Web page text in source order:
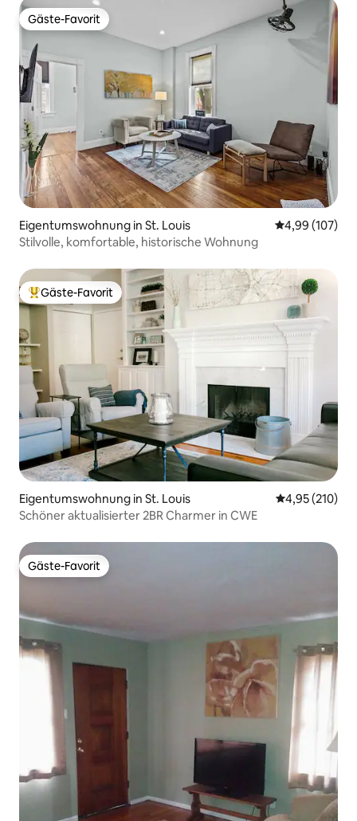
Gäste-Favorit
Gäste-Favorit
Eigentumswohnung in St. Louis
4,99 (107)
Stilvolle, komfortable, historische Wohnung
Beliebter Gäste-Favorit.
Gäste-Favorit
Eigentumswohnung in St. Louis
4,95 (210)
Schöner aktualisierter 2BR Charmer in CWE
Gäste-Favorit
Gäste-Favorit